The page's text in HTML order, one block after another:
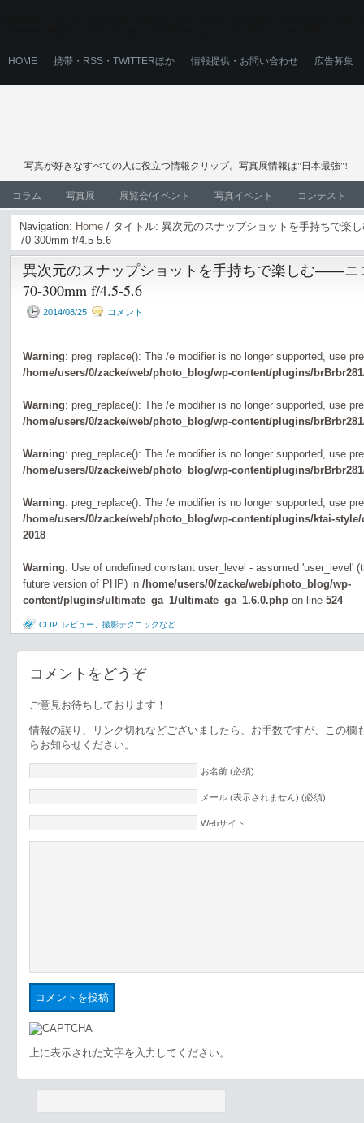
HOME 携帯・RSS・TWITTERほか 情報提供・お問い合わせ 広告募集
写真が好きなすべての人に役立つ情報クリップ。写真展情報は"日本最強"!
コラム 写真展 展覧会/イベント 写真イベント コンテスト
Navigation: Home / タイトル: 異次元のスナップショットを手持ちで楽
70-300mm f/4.5-5.6
異次元のスナップショットを手持ちで楽しむ――ニ
70-300mm f/4.5-5.6
2014/08/25 コメント
Warning: preg_replace(): The /e modifier is no longer supported, use
/home/users/0/zacke/web/photo_blog/wp-content/plugins/
Warning: preg_replace(): The /e modifier is no longer supported, use
/home/users/0/zacke/web/photo_blog/wp-content/plugins/
Warning: preg_replace(): The /e modifier is no longer supported, use
/home/users/0/zacke/web/photo_blog/wp-content/plugins/
Warning: preg_replace(): The /e modifier is no longer supported, use
/home/users/0/zacke/web/photo_blog/wp-content/plugins/ktai-
2018
Warning: Use of undefined constant user_level - assumed 'user_level'
future version of PHP) in /home/users/0/zacke/web/photo_blog/wp-
content/plugins/ultimate_ga_1/ultimate_ga_1.6.0.php on line 524
CLIP, レビュー、撮影テクニックなど
コメントをどうぞ
ご意見お待ちしております！
情報の誤り、リンク切れなどございましたら、お手数ですが、この欄
らお知らせください。
お名前 (必須)
メール (表示されません) (必須)
Webサイト
上に表示された文字を入力してください。